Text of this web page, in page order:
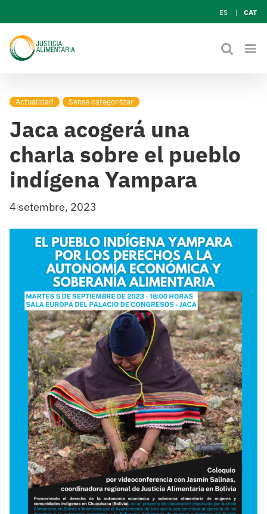
to
content
ES CAT
Actualidad Sense categoritzar
Jaca acogerá una
charla sobre el pueblo
indígena Yampara
4 setembre, 2023